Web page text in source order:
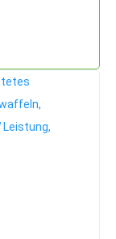
Leistung,